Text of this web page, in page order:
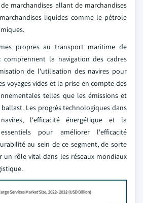
marchandises allant de marchandises
liquides comme le pétrole
propres au transport maritime de
comprennent la navigation des cadres
de l'utilisation des navires pour
voyages vides et la prise en compte des
telles que les émissions et
Les progrès technologiques dans
l'efficacité énergétique et la
pour améliorer l'efficacité
au sein de ce segment, de sorte
rôle vital dans les réseaux mondiaux